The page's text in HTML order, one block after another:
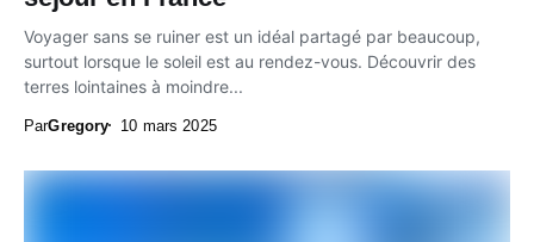
Voyager sans se ruiner est un idéal partagé par beaucoup,
surtout lorsque le soleil est au rendez-vous. Découvrir des
terres lointaines à moindre...
ParGregory 10 mars 2025